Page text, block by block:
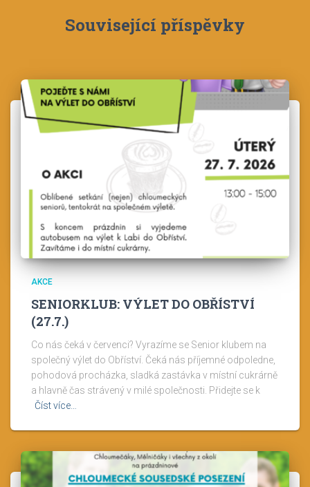
Související příspěvky
AKCE
SENIORKLUB: VÝLET DO OBŘÍSTVÍ
(27.7.)
Co nás čeká v červenci? Vyrazíme se Senior klubem na
společný výlet do Obříství. Čeká nás příjemné odpoledne,
pohodová procházka, sladká zastávka v místní cukrárně
a hlavně čas strávený v milé společnosti. Přidejte se k
Číst více…